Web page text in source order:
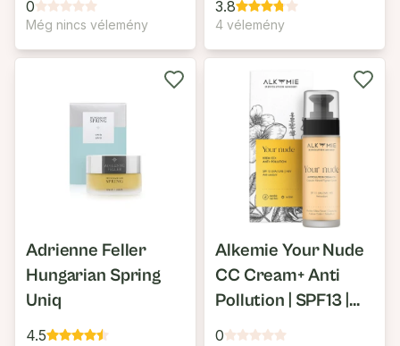
0
Még nincs vélemény
3.8
4 vélemény
Adrienne Feller
Hungarian Spring
Uniq
4.5
Alkemie Your Nude
CC Cream+ Anti
Pollution | SPF13 |
HEV
0